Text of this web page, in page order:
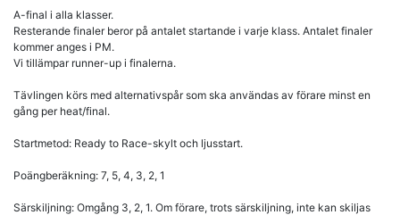
A-final i alla klasser.
Resterande finaler beror på antalet startande i varje klass. Antalet finaler
kommer anges i PM.
Vi tillämpar runner-up i finalerna.
Tävlingen körs med alternativspår som ska användas av förare minst en
gång per heat/final.
Startmetod: Ready to Race-skylt och ljusstart.
Poängberäkning: 7, 5, 4, 3, 2, 1
Särskiljning: Omgång 3, 2, 1. Om förare, trots särskiljning, inte kan skiljas